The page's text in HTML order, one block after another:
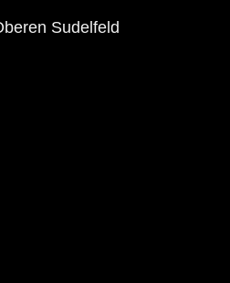
Sudelfeld